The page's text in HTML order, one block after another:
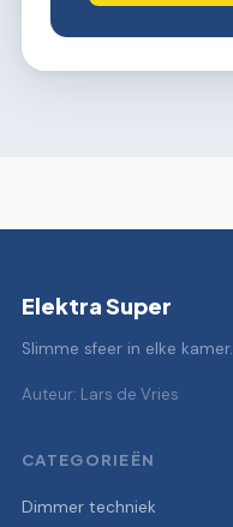
Elektra Super
Slimme sfeer in elke kamer.
Auteur: Lars de Vries
CATEGORIEËN
Dimmer techniek